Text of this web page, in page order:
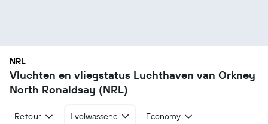
NRL
Vluchten en vliegstatus Luchthaven van Orkney
North Ronaldsay (NRL)
Retour 1 volwassene
Economy